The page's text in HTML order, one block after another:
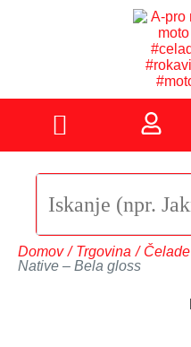
Domov / Trgovina / Čelade
Native – Bela gloss